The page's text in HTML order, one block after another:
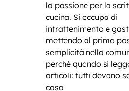
la passione per la
cucina. Si occupa di
intrattenimento e
mettendo al primo
semplicità nella
perchè quando si
articoli: tutti devono
casa